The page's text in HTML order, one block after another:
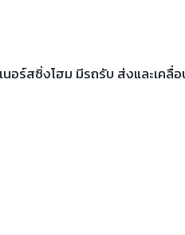
ร์สซิ่งโฮม มีรถรับ ส่งและเคลื่